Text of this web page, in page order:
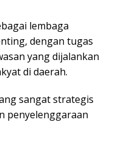
lembaga
dengan tugas
yang dijalankan
di daerah.
sangat strategis
penyelenggaraan